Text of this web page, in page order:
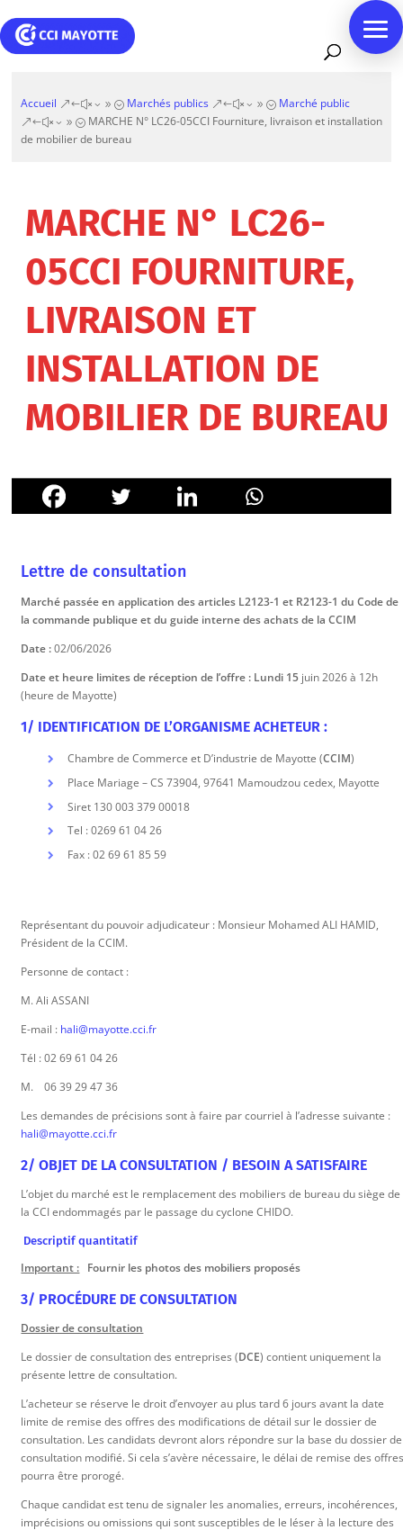
Accueil &#x39; Marchés publics &#x39; Marché public
&#x39; MARCHE N° LC26-05CCI Fourniture, livraison et installation
de mobilier de bureau
MARCHE N° LC26-
05CCI FOURNITURE,
LIVRAISON ET
INSTALLATION DE
MOBILIER DE BUREAU
Lettre de consultation
Marché passée en application des articles L2123-1 et R2123-1 du Code de
la commande publique et du guide interne des achats de la CCIM
Date :02/06/2026
Date et heure limites de réception de l’offre : Lundi 15 juin 2026 à 12h
(heure de Mayotte)
1/ IDENTIFICATION DE L’ORGANISME ACHETEUR :
Chambre de Commerce et D’industrie de Mayotte (CCIM)
Place Mariage – CS 73904, 97641 Mamoudzou cedex, Mayotte
Siret 130 003 379 00018
Tel : 0269 61 04 26
Fax : 02 69 61 85 59
Représentant du pouvoir adjudicateur : Monsieur Mohamed ALI HAMID,
Président de la CCIM.
Personne de contact :
M. Ali ASSANI
E-mail : hali@mayotte.cci.fr
Tél : 02 69 61 04 26
M. 06 39 29 47 36
Les demandes de précisions sont à faire par courriel à l’adresse suivante :
hali@mayotte.cci.fr
2/ OBJET DE LA CONSULTATION / BESOIN A SATISFAIRE
L’objet du marché est le remplacement des mobiliers de bureau du siège de
la CCI endommagés par le passage du cyclone CHIDO.
Descriptif quantitatif
Important : Fournir les photos des mobiliers proposés
3/ PROCÉDURE DE CONSULTATION
Dossier de consultation
Le dossier de consultation des entreprises (DCE) contient uniquement la
présente lettre de consultation.
L’acheteur se réserve le droit d’envoyer au plus tard 6 jours avant la date
limite de remise des offres des modifications de détail sur le dossier de
consultation. Les candidats devront alors répondre sur la base du dossier de
consultation modifié. Si cela s’avère nécessaire, le délai de remise des
pourra être prorogé.
Chaque candidat est tenu de signaler les anomalies, erreurs, incohérences,
imprécisions ou omissions qui sont susceptibles de le léser à la lecture des